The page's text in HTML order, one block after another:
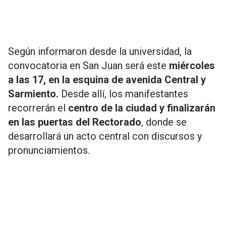
Según informaron desde la universidad, la
convocatoria en San Juan será este miércoles
a las 17, en la esquina de avenida Central y
Sarmiento. Desde allí, los manifestantes
recorrerán el centro de la ciudad y finalizarán
en las puertas del Rectorado, donde se
desarrollará un acto central con discursos y
pronunciamientos.